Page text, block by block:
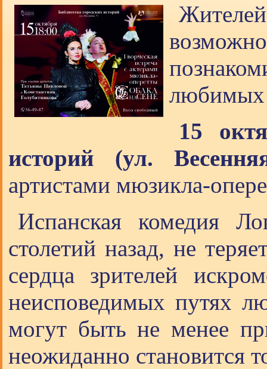
любимых
15
историй (ул.
артистами мюзикла-
Испанская комедия
столетий назад, не
сердца зрителей
неисповедимых путях
могут быть не менее
неожиданно становится